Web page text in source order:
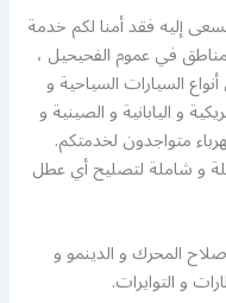
إليه فقد أمنا لكم خدمة
في عموم الفحيحيل ،
السيارات السياحية و
و اليابانية و الصينية و
متواجدون لخدمتكم.
و شاملة لتصليح أي عطل
المحرك و الدينمو و
و التوايرات.